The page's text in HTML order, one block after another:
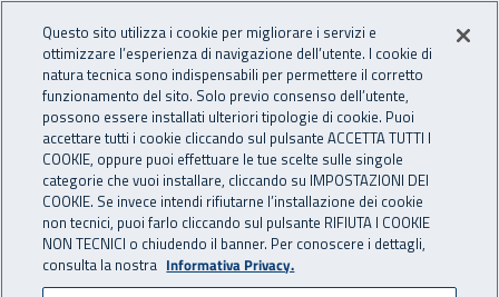
INAIL - Istituto Nazionale
Apri cerca
Navigazione principale
Navigazione - Ti trovi in:
Home Inail comunica Eventi
08 settembre 2018
Questo sito utilizza i cookie per migliorare i servizi e
ottimizzare l’esperienza di navigazione dell’utente. I cookie di
natura tecnica sono indispensabili per permettere il corretto
funzionamento del sito. Solo previo consenso dell’utente,
possono essere installati ulteriori tipologie di cookie. Puoi
accettare tutti i cookie cliccando sul pulsante ACCETTA TUTTI I
COOKIE, oppure puoi effettuare le tue scelte sulle singole
categorie che vuoi installare, cliccando su IMPOSTAZIONI DEI
COOKIE. Se invece intendi rifiutarne l’installazione dei cookie
non tecnici, puoi farlo cliccando sul pulsante RIFIUTA I COOKIE
NON TECNICI o chiudendo il banner. Per conoscere i dettagli,
consulta la nostra Informativa Privacy.